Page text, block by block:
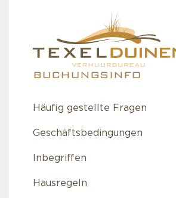
BUCHUNGSINFO
Häufig gestellte Fragen
Geschäftsbedingungen
Inbegriffen
Hausregeln